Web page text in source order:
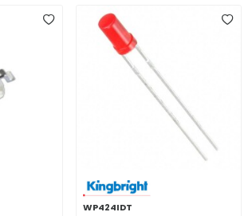
WP424IDT